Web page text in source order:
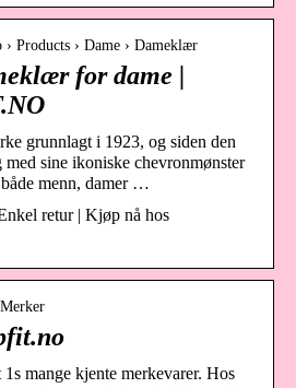
Products › Dame › Dameklær
for dame |
grunnlagt i 1923, og siden den
sine ikoniske chevronmønster
menn, damer …
retur | Kjøp nå hos
mange kjente merkevarer. Hos